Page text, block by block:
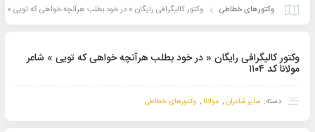
وکتورهای خطاطی وکتور کالیگرافی رایگان « در خود بطلب هرآنچه خواهی که تویی »
وکتور کالیگرافی رایگان « در خود بطلب هرآنچه خواهی که تویی » شاعر
مولانا کد ۱۱۰۴
دسته: سایر شاعران, مولانا , وکتورهای خطاطی